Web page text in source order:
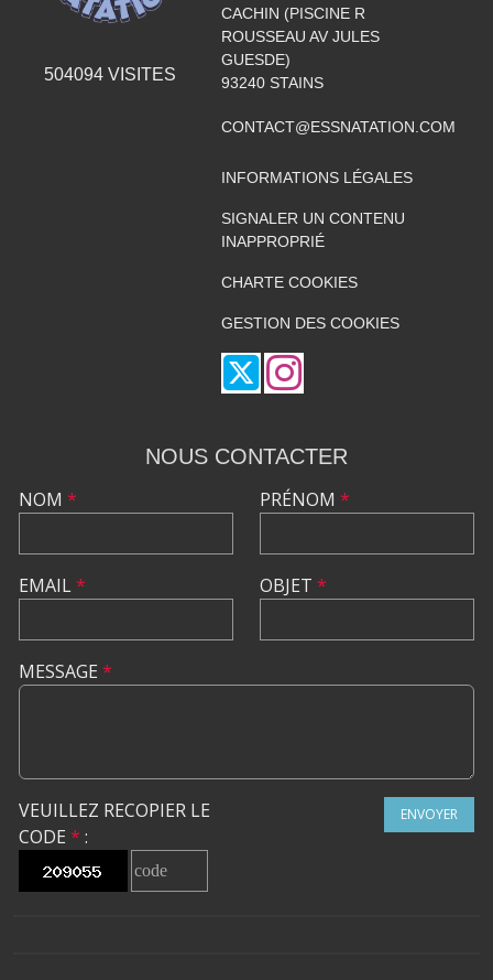
504094 VISITES
CACHIN (PISCINE R
ROUSSEAU AV JULES
GUESDE)
93240 STAINS
CONTACT@ESSNATATION.COM
INFORMATIONS LÉGALES
SIGNALER UN CONTENU
INAPPROPRIÉ
CHARTE COOKIES
GESTION DES COOKIES
NOUS CONTACTER
NOM *
EMAIL*
PRÉNOM *
OBJET *
MESSAGE *
VEUILLEZ RECOPIER LE
CODE * :
ENVOYER